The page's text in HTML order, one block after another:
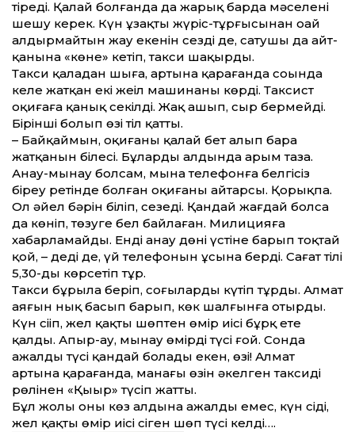
тіреді. Қалай болғанда да жарық барда мәселені
шешу керек. Күн ұзақты жүріс-тұрғысынан оңай
алдырмайтын жау екенін сезді де, сатушы да айт­
қанына «көне» кетіп, такси шақырды.
Такси қаладан шыға, артына қарағанда соңында
келе жатқан екі жеңіл машинаны көрді. Таксист
оқиғаға қанық секілді. Жақ ашып, сыр бермейді.
Бірінші болып өзі тіл қатты.
– Байқаймын, оқиғаның қалай бет алып бара
жатқанын білесің. Бұлардың алдында арым таза.
Анау-мынау болсам, мына телефонға белгісіз
біреу ретінде болған оқиғаны айтарсың. Қорықпа.
Ол әйел бәрін біліп, сезеді. Қандай жағдай болса
да көніп, төзуге бел байлаған. Милицияға
хабарламайды. Енді анау дөңнің үстіне барып тоқтай
қой, – деді де, үй телефонын ұсына берді. Сағат тілі
5,30-ды көрсетіп тұр.
Такси бұрыла беріп, соңғыларды күтіп тұрды. Алмат
аяғын нық басып барып, көк шалғынға отырды.
Күн сіңіп, жел қақты шөптен өмір иісі бұрқ ете
қалды. Апыр-ау, мынау өмірдің түсі ғой. Сонда
ажалдың түсі қандай болады екен, өзі! Алмат
артына қарағанда, манағы өзін әкелген таксидің
рөлінен «Қыңыр» түсіп жатты.
Бұл жолы оның көз алдына ажалдың емес, күн сіңді,
жел қақты өмір иісі сіңген шөп түсі келді….